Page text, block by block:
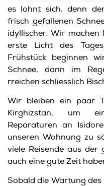
es lohnt sich, denn
frisch gefallenen
idyllischer. Wir
erste Licht des
Frühstück beginnen
Schnee, dann im
rreichen schliesslich
Wir bleiben ein paar
Kirghizstan, um
Reparaturen an
unseren Wohnung zu
viele Reisende aus der
auch eine gute Zeit
Sobald die Wartung des